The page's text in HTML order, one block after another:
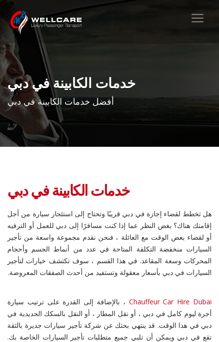
خدمات الكابينة في دبي
أفضل خدمات الكابينة في دبي
خدمات الكابينة فيدبي
هل تخطط لقضاء إجازة في دبي قريبًا وتحتاج إلى استئجار سيارة من أجل
إقامتك هناك؟ بغض النظر عما إذا كنت مسافرًا إلى دبي للعمل أو الترفيه
أو لقضاء بعض الوقت مع العائلة ، فنحن نقدم مجموعة واسعة من تأجير
السيارات منخفضة التكلفة المتاحة في عدد من أنماط الجسم وأحجام
المحركات وسعة المقاعد. في هذا القسم ، سوف تكتشف خيارات لتأجير
السيارات في دبي بأسعار معقولة وتستفيد من أحدث الصفقات المعروضة.
Chauffeur Car Hire Dubai ، بالإضافة إلى القدرة على ترتيب سيارة
أجرة ليوم كامل في دبي ، أو نقل المطار ، أو النقل بالسكك الحديدية في
دبي في هذا الوقت. قد ينتهي بحثك عن شركة تأجير سيارات جديرة بالثقة
تقع في دبي ويمكن أن تلبي جميع متطلبات تأجير السيارات الخاصة بك.